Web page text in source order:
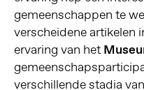
gemeenschappen te
verscheidene artikelen
ervaring van het
verschillende stadia